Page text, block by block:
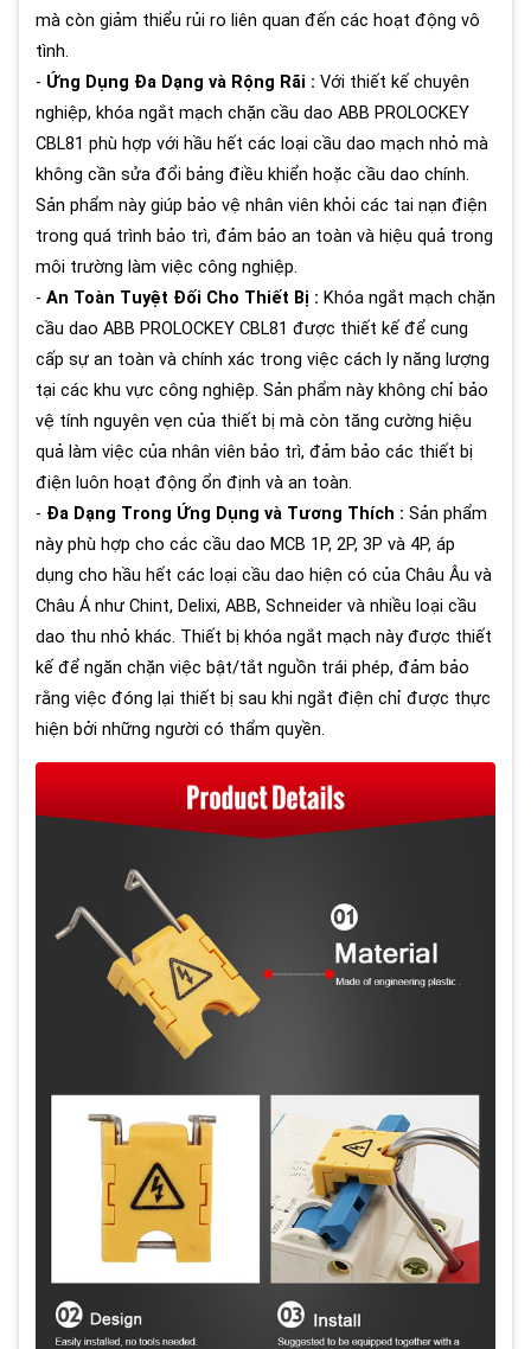
mà còn giảm thiểu rủi ro liên quan đến các hoạt động vô
tình.
- Ứng Dụng Đa Dạng và Rộng Rãi : Với thiết kế chuyên
nghiệp, khóa ngắt mạch chặn cầu dao ABB PROLOCKEY
CBL81 phù hợp với hầu hết các loại cầu dao mạch nhỏ mà
không cần sửa đổi bảng điều khiển hoặc cầu dao chính.
Sản phẩm này giúp bảo vệ nhân viên khỏi các tai nạn điện
trong quá trình bảo trì, đảm bảo an toàn và hiệu quả trong
môi trường làm việc công nghiệp.
- An Toàn Tuyệt Đối Cho Thiết Bị : Khóa ngắt mạch chặn
cầu dao ABB PROLOCKEY CBL81 được thiết kế để cung
cấp sự an toàn và chính xác trong việc cách ly năng lượng
tại các khu vực công nghiệp. Sản phẩm này không chỉ bảo
vệ tính nguyên vẹn của thiết bị mà còn tăng cường hiệu
quả làm việc của nhân viên bảo trì, đảm bảo các thiết bị
điện luôn hoạt động ổn định và an toàn.
- Đa Dạng Trong Ứng Dụng và Tương Thích : Sản phẩm
này phù hợp cho các cầu dao MCB 1P, 2P, 3P và 4P, áp
dụng cho hầu hết các loại cầu dao hiện có của Châu Âu và
Châu Á như Chint, Delixi, ABB, Schneider và nhiều loại cầu
dao thu nhỏ khác. Thiết bị khóa ngắt mạch này được thiết
kế để ngăn chặn việc bật/tắt nguồn trái phép, đảm bảo
rằng việc đóng lại thiết bị sau khi ngắt điện chỉ được thực
hiện bởi những người có thẩm quyền.